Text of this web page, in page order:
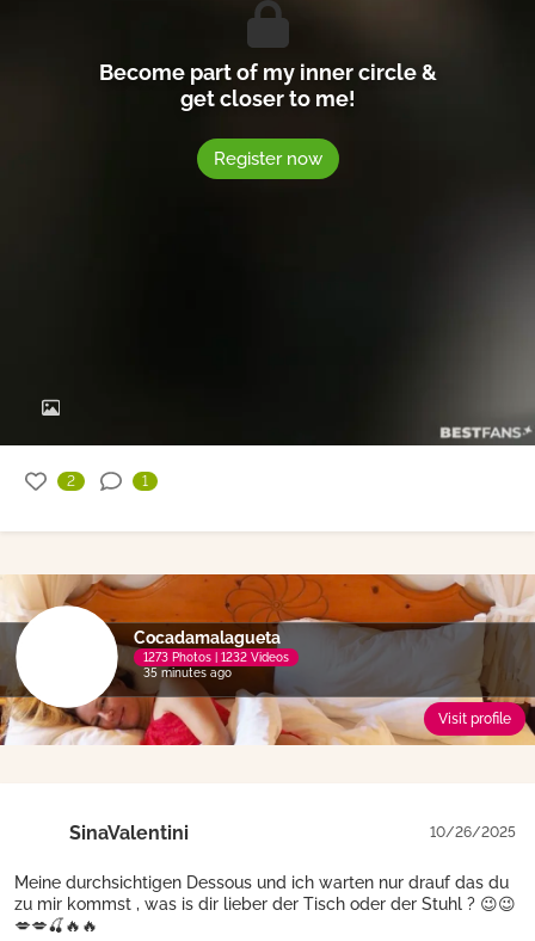
Become part of my inner circle &
get closer to me!
Register now
2 1
Cocadamalagueta
1273 Photos | 1232 Videos
35 minutes ago
Visit profile
SinaValentini 10/26/2025
Meine durchsichtigen Dessous und ich warten nur drauf das du
zu mir kommst , was is dir lieber der Tisch oder der Stuhl ? 😉😉
💋💋🍒🔥🔥